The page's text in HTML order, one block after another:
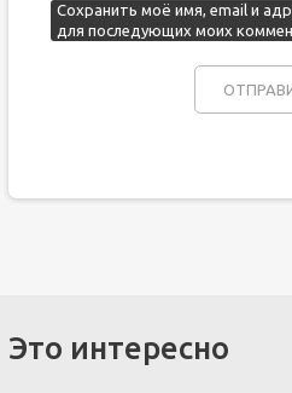
Сохранить моё имя, email и
для последующих моих
Это интересно